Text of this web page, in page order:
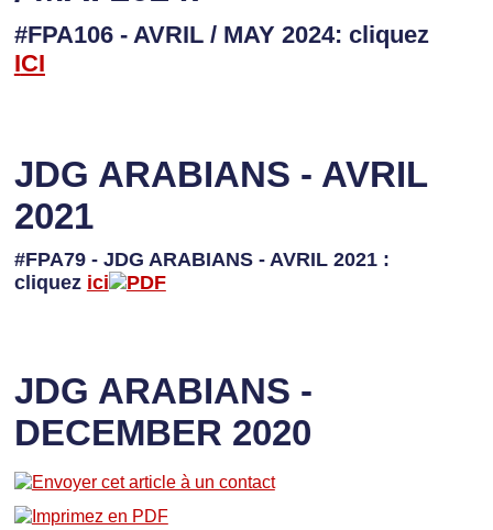
#FPA106 - AVRIL / MAY 2024: cliquez
ICI
JDG ARABIANS - AVRIL
2021
#FPA79 - JDG ARABIANS - AVRIL 2021 :
cliquez ici
JDG ARABIANS -
DECEMBER 2020